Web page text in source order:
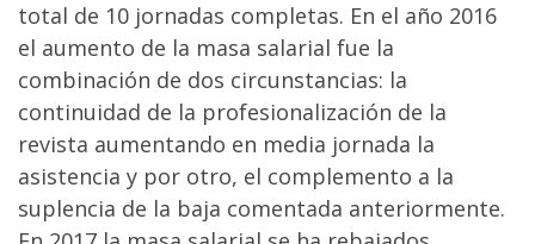
total de 10 jornadas completas. En el año 2016
el aumento de la masa salarial fue la
combinación de dos circunstancias: la
continuidad de la profesionalización de la
revista aumentando en media jornada la
asistencia y por otro, el complemento a la
suplencia de la baja comentada anteriormente.